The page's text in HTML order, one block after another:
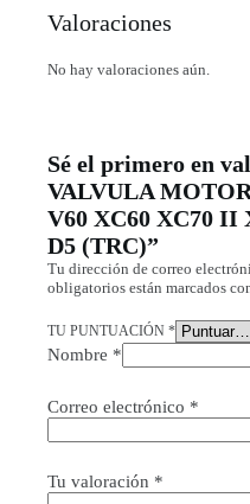
Valoraciones
No hay valoraciones aún.
Sé el primero en
VALVULA
V60 XC60 XC70 II
D5 (TRC)”
Tu dirección de correo
obligatorios están marcados
TU PUNTUACIÓN *
Nombre *
Correo electrónico *
Tu valoración *